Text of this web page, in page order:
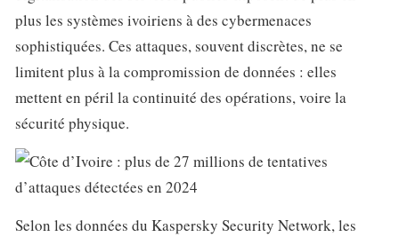
plus les systèmes ivoiriens à des cybermenaces
sophistiquées. Ces attaques, souvent discrètes, ne se
limitent plus à la compromission de données : elles
mettent en péril la continuité des opérations, voire la
sécurité physique.
Selon les données du Kaspersky Security Network, les